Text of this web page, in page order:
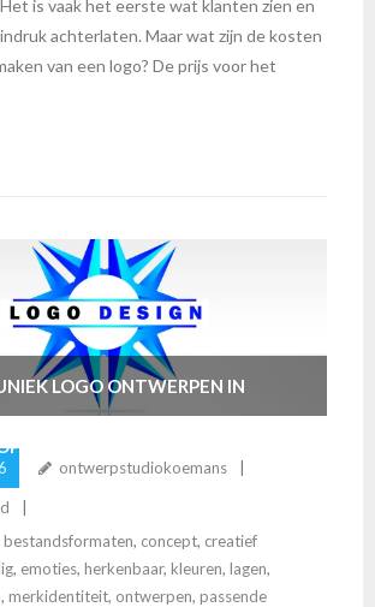
is vaak het eerste wat klanten zien en
achterlaten. Maar wat zijn de kosten
van een logo? De prijs voor het
LOGO ONTWERPEN IN
ontwerpstudiokoemans
bestandsformaten, concept, creatief
, emoties, herkenbaar, kleuren, lagen,
, merkidentiteit, ontwerpen, passende